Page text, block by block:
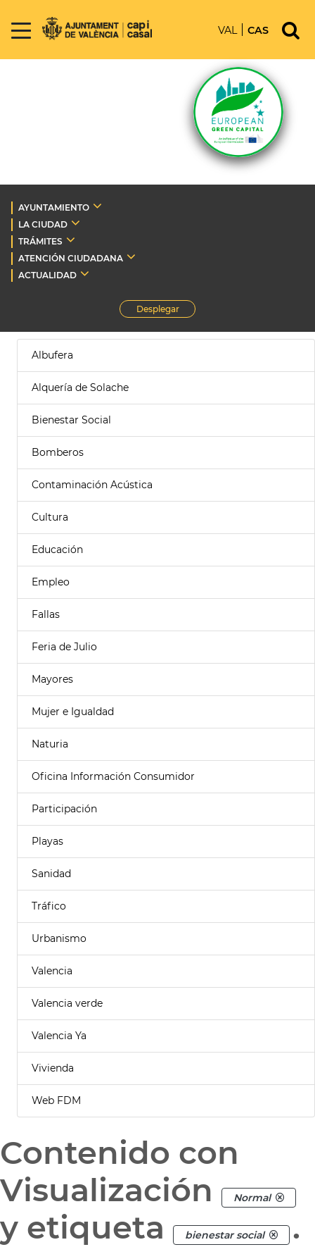
VAL CAS
AYUNTAMIENTO
LA CIUDAD
TRÁMITES
ATENCIÓN CIUDADANA
ACTUALIDAD
Desplegar
Albufera
Alquería de Solache
Bienestar Social
Bomberos
Contaminación Acústica
Cultura
Educación
Empleo
Fallas
Feria de Julio
Mayores
Mujer e Igualdad
Naturia
Oficina Información Consumidor
Participación
Playas
Sanidad
Tráfico
Urbanismo
Valencia
Valencia verde
Valencia Ya
Vivienda
Web FDM
Contenido con
Visualización
Normal
y etiqueta bienestar social .